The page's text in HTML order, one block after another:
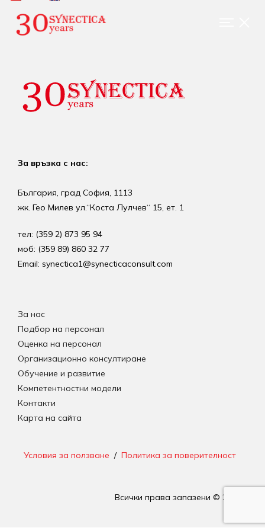
За връзка с нас:
България, град София, 1113
жк. Гео Милев ул.“Коста Лулчев“ 15, ет. 1
тел: (359 2) 873 95 94
моб: (359 89) 860 32 77
Email: synectica1@synecticaconsult.com
За нас
Подбор на персонал
Оценка на персонал
Организационно консултиране
Обучение и развитие
Компетентностни модели
Контакти
Карта на сайта
Условия за ползване / Политика за поверителност
Всички права запазени © 2026